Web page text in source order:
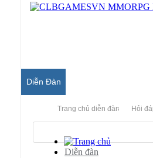
Diễn Đàn
Trang chủ diễn đàn Hỏi
Diễn đàn